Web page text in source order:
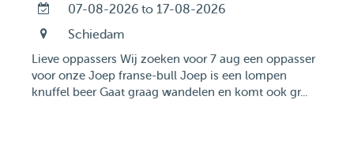
07-08-2026 to 17-08-2026
Schiedam
Lieve oppassers Wij zoeken voor 7 aug een oppasser
voor onze Joep franse-bull Joep is een lompen
knuffel beer Gaat graag wandelen en komt ook gr...